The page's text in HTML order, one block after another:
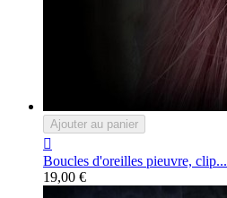
Ajouter au panier

Boucles d'oreilles pieuvre, clip...
19,00 €